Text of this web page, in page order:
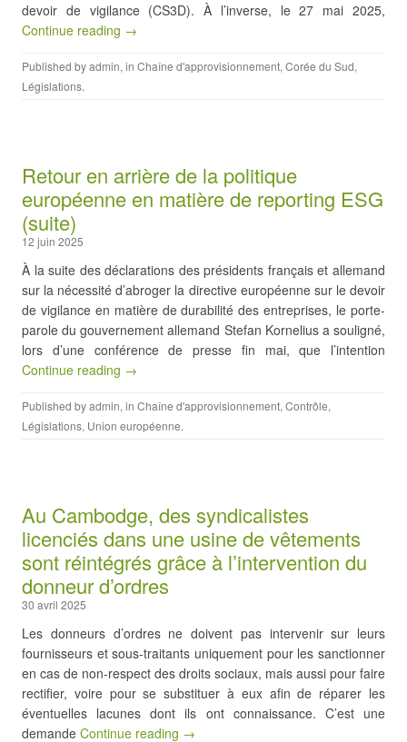
devoir de vigilance (CS3D). À l’inverse, le 27 mai 2025,
Continue reading →
Published byadmin, in Chaîne d'approvisionnement, Corée du Sud,
Législations.
Retour en arrière de la politique
européenne en matière de reporting ESG
(suite)
12 juin 2025
À la suite des déclarations des présidents français et allemand
sur la nécessité d’abroger la directive européenne sur le devoir
de vigilance en matière de durabilité des entreprises, le porte-
parole du gouvernement allemand Stefan Kornelius a souligné,
lors d’une conférence de presse fin mai, que l’intention
Continue reading →
Published byadmin, in Chaîne d'approvisionnement, Contrôle,
Législations, Union européenne.
Au Cambodge, des syndicalistes
licenciés dans une usine de vêtements
sont réintégrés grâce à l’intervention du
donneur d’ordres
30 avril 2025
Les donneurs d’ordres ne doivent pas intervenir sur leurs
fournisseurs et sous-traitants uniquement pour les sanctionner
en cas de non-respect des droits sociaux, mais aussi pour faire
rectifier, voire pour se substituer à eux afin de réparer les
éventuelles lacunes dont ils ont connaissance. C’est une
demande Continue reading →